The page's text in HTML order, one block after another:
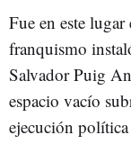
Fue en este
franquismo
Salvador Puig
espacio vacío
ejecución